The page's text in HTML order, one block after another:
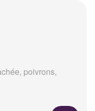
poivrons,